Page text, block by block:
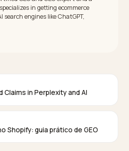
do treinamento?
no CAC. Com
o retorno fica visível em